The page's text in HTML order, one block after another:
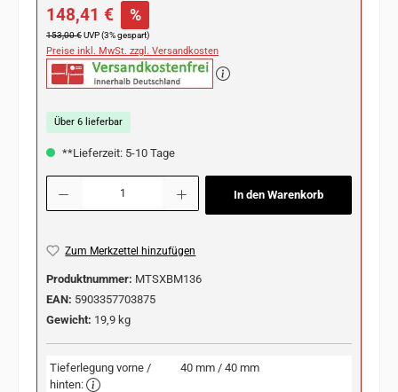
Verkaufspreis:
148,41 € %
Regulärer Preis:
153,00 €UVP (3% gespart)
Preise inkl. MwSt. zzgl. Versandkosten
Über 6 lieferbar
**Lieferzeit: 5-10 Tage
Produkt Anzahl: Gib den gewünschten Wert ein oder benutze die Schaltflächen
In den Warenkorb
Zum Merkzettel hinzufügen
Produktnummer: MTSXBM136
EAN: 5903357703875
Gewicht: 19,9 kg
Tieferlegung vorne /
hinten:
40 mm / 40 mm